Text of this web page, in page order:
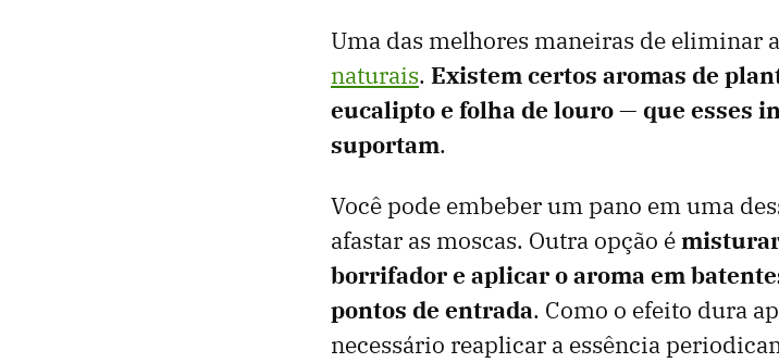
Uma das melhores maneiras de eliminar
naturais. Existem certos aromas de
eucalipto e folha de louro — que esses
suportam.
Você pode embeber um pano em uma
afastar as moscas. Outra opção émisturar
borrifador e aplicar o aroma em
pontos de entrada. Como o efeito dura
necessário reaplicar a essência